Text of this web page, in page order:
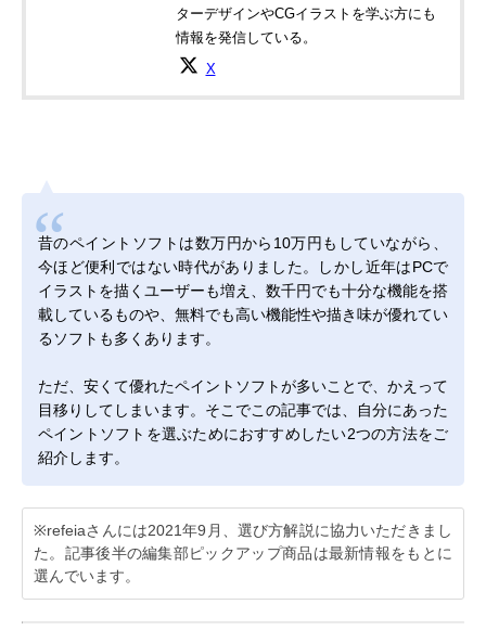
ターデザインやCGイラストを学ぶ方にも
情報を発信している。
X
昔のペイントソフトは数万円から10万円もしていながら、
今ほど便利ではない時代がありました。しかし近年はPCで
イラストを描くユーザーも増え、数千円でも十分な機能を搭
載しているものや、無料でも高い機能性や描き味が優れてい
るソフトも多くあります。
ただ、安くて優れたペイントソフトが多いことで、かえって
目移りしてしまいます。そこでこの記事では、自分にあった
ペイントソフトを選ぶためにおすすめしたい2つの方法をご
紹介します。
※refeiaさんには2021年9月、選び方解説に協力いただきまし
た。記事後半の編集部ピックアップ商品は最新情報をもとに
選んでいます。